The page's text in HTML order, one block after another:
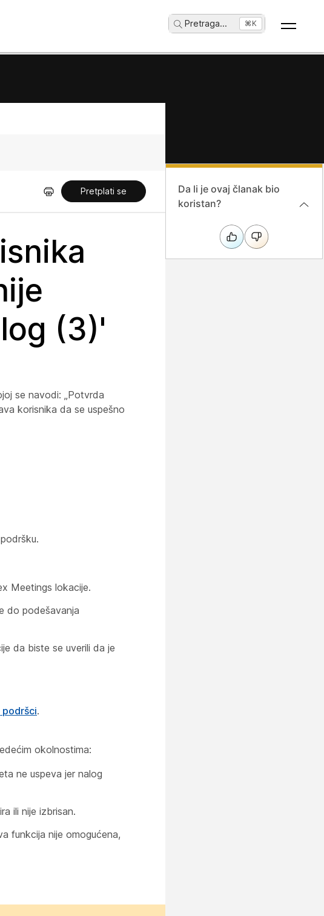
Pretraga... ⌘K
Pretplati se
(3)'
se navodi: „Potvrda
korisnika da se uspešno
Meetings lokacije.
do podešavanja
da biste se uverili da je
.
okolnostima:
ne uspeva jer nalog
ili nije izbrisan.
funkcija nije omogućena,
Da li je ovaj članak bio
koristan?